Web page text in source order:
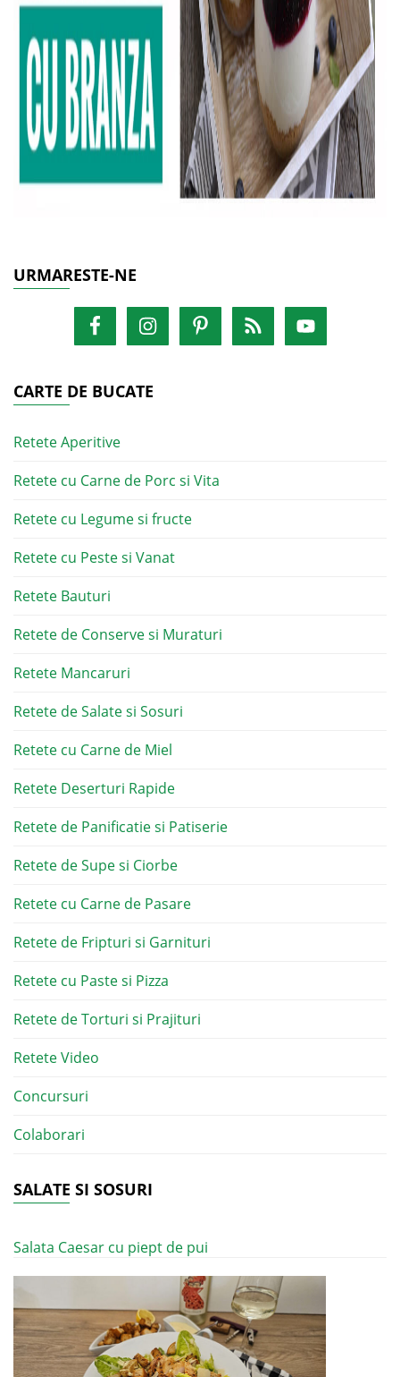
URMARESTE-NE
CARTE DE BUCATE
Retete Aperitive
Retete cu Carne de Porc si Vita
Retete cu Legume si fructe
Retete cu Peste si Vanat
Retete Bauturi
Retete de Conserve si Muraturi
Retete Mancaruri
Retete de Salate si Sosuri
Retete cu Carne de Miel
Retete Deserturi Rapide
Retete de Panificatie si Patiserie
Retete de Supe si Ciorbe
Retete cu Carne de Pasare
Retete de Fripturi si Garnituri
Retete cu Paste si Pizza
Retete de Torturi si Prajituri
Retete Video
Concursuri
Colaborari
SALATE SI SOSURI
Salata Caesar cu piept de pui